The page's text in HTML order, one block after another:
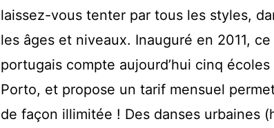
laissez-vous tenter par tous les styles,
les âges et niveaux. Inauguré en 2011,
portugais compte aujourd’hui cinq
Porto, et propose un tarif mensuel
de façon illimitée ! Des danses urbaines